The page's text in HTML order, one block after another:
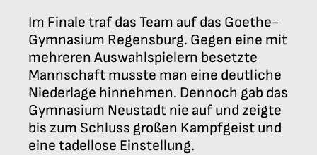
Im Finale traf das Team auf das Goethe-
Gymnasium Regensburg. Gegen eine mit
mehreren Auswahlspielern besetzte
Mannschaft musste man eine deutliche
Niederlage hinnehmen. Dennoch gab das
Gymnasium Neustadt nie auf und zeigte
bis zum Schluss großen Kampfgeist und
eine tadellose Einstellung.